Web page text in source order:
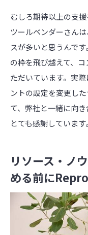
むしろ期待以上の支
ツールベンダーさん
スが多いと思うんで
の枠を飛び越えて、
ただいています。実
ントの設定を変更し
て、弊社と一緒に向き
とても感謝しています。
リソース・ノ
める前に